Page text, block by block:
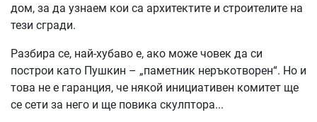
дом, за да узнаем кои са архитектите и строителите на
тези сгради.
Разбира се, най-хубаво е, ако може човек да си
построи като Пушкин – „паметник неръкотворен“. Но и
това не е гаранция, че някой инициативен комитет ще
се сети за него и ще повика скулптора...